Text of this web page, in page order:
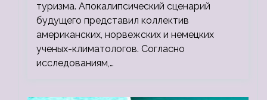
туризма. Апокалипсический сценарий
будущего представил коллектив
американских, норвежских и немецких
ученых-климатологов. Согласно
исследованиям,…